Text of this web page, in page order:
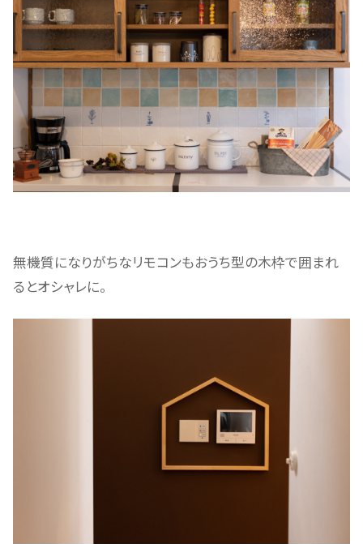
無機質になりがちなリモコンもおうち型の木枠で囲まれ
るとオシャレに。